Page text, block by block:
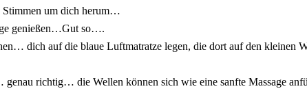
um dich herum…
genießen…Gut so….
dich auf die blaue Luftmatratze legen, die dort auf den kleinen
richtig… die Wellen können sich wie eine sanfte Massage